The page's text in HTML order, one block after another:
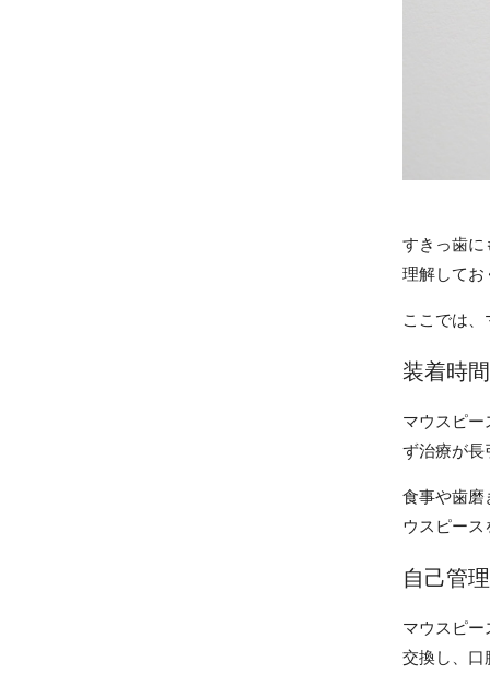
すきっ歯に
理解してお
ここでは
装着時
マウスピ
ず治療が長
食事や歯磨
ウスピー
自己管
マウスピ
交換し、口